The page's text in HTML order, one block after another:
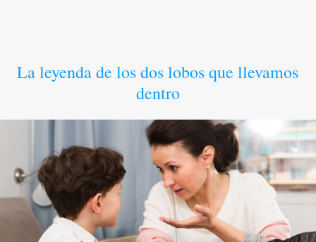
La leyenda de los dos lobos que llevamos
dentro